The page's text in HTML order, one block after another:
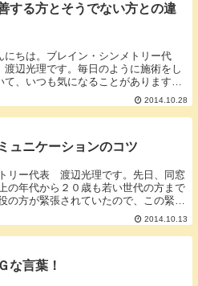
する方とそうでない方との違
にちは。ブレイン・シンメトリー代
辺光理です。毎日のように施術をし
て、いつも気になることがあります。
する方と改善しない方には大きな違い
るのです。どういう事かというと自分
面的な意思では「改善したい。」そう
2014.10.28
ュニケーションのコツ
リー代表 渡辺光理です。先日、同窓
の年代から２０歳も若い世代の方まで
の方が緊張されていたので、この緊張
2014.10.13
な言葉！